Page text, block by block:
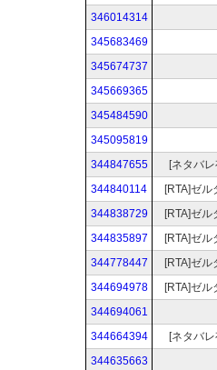
346014314
345683469
345674737
345669365
345484590
345095819
344847655
[ネタバ
344840114
[RTA]ゼル
344838729
[RTA]ゼル
344835897
[RTA]ゼル
344778447
[RTA]ゼル
344694978
[RTA]ゼル
344694061
344664394
[ネタバ
344635663